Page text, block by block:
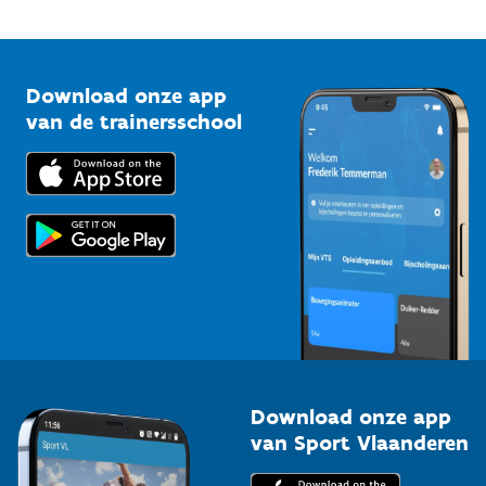
Bedrijven
Trainers en begeleiders
Topsporters
Vlaamse Trainersschool
Kennisplatform
Downloads
Voor de pers
Download onze app
van de trainersschool
Download onze app
van Sport Vlaanderen